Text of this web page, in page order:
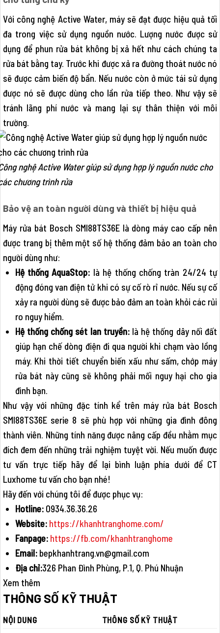
Với công nghệ Active Water, máy sẽ đạt được hiệu quả tối
đa trong việc sử dụng nguồn nước. Lượng nước được sử
dụng để phun rửa bát không bị xả hết như cách chúng ta
rửa bát bằng tay. Trước khi được xả ra đường thoát nước nó
sẽ được cảm biến độ bẩn. Nếu nước còn ở mức tái sử dụng
được nó sẽ được dùng cho lần rửa tiếp theo. Như vậy sẽ
tránh lãng phí nước và mang lại sự thân thiện với môi
trường.
nghệ Active Water giúp sử dụng hợp lý nguồn nước cho
chương trình rửa
Bảo vệ an toàn người dùng và thiết bị hiệu quả
Máy rửa bát Bosch SMI88TS36E là dòng máy cao cấp nên
được trang bị thêm một số hệ thống đảm bảo an toàn cho
người dùng như:
Hệ thống AquaStop: là hệ thống chống tràn 24/24 tự
động đóng van điện tử khi có sự cố rò rỉ nước. Nếu sự cố
xảy ra người dùng sẽ được bảo đảm an toàn khỏi các rủi
ro nguy hiểm.
Hệ thống chống sét lan truyền:là hệ thống dây nối đất
giúp hạn chế dòng điện đi qua người khi chạm vào lồng
máy. Khi thời tiết chuyển biến xấu như sấm, chớp máy
rửa bát này cũng sẽ không phải mối nguy hại cho gia
đình bạn.
Như vậy với những đặc tính kể trên máy rửa bát Bosch
SMI88TS36E serie 8 sẽ phù hợp với những gia đình đông
thành viên. Những tính năng được nâng cấp đều nhằm mục
đích đem đến những trải nghiệm tuyệt vời. Nếu muốn được
tư vấn trực tiếp hãy để lại bình luận phía dưới để CT
Luxhome tư vấn cho bạn nhé!
Hãy đến với chúng tôi để được phục vụ:
Hotline:0934.36.36.26
Website: https://khanhtranghome.com/
Fanpage: https://fb.com/khanhtranghome
Email: bepkhanhtrang.vn@gmail.com
Địa chỉ:326 Phan Đình Phùng, P.1, Q. Phú Nhuận
Xem thêm
THÔNG SỐ KỸ THUẬT
NỘI DUNG THÔNG SỐ KỸ THUẬT